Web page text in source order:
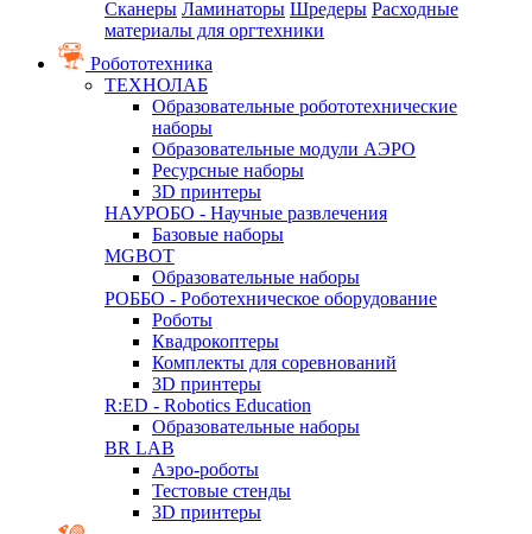
Сканеры Ламинаторы Шредеры Расходные
материалы для оргтехники
Робототехника
ТЕХНОЛАБ
Образовательные робототехнические
наборы
Образовательные модули АЭРО
Ресурсные наборы
3D принтеры
НАУРОБО - Научные развлечения
Базовые наборы
MGBOT
Образовательные наборы
РОББО - Роботехническое оборудование
Роботы
Квадрокоптеры
Комплекты для соревнований
3D принтеры
R:ED - Robotics Education
Образовательные наборы
BR LAB
Аэро-роботы
Тестовые стенды
3D принтеры